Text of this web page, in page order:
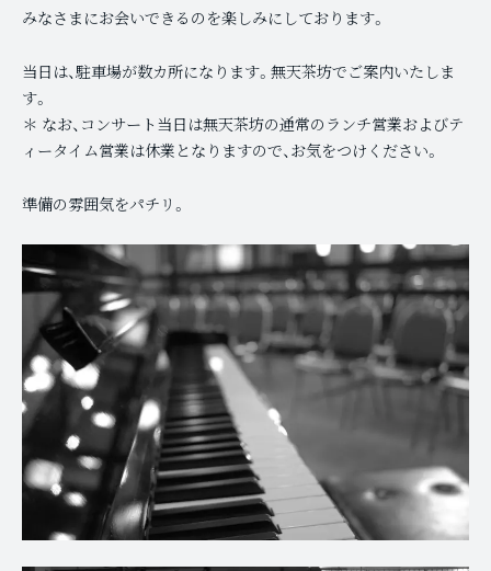
みなさまにお会いできるのを楽しみにしております。
当日は、駐車場が数カ所になります。無天茶坊でご案内いたしま
す。
＊ なお、コンサート当日は無天茶坊の通常のランチ営業およびテ
ィータイム営業は休業となりますので、お気をつけください。
準備の雰囲気をパチリ。